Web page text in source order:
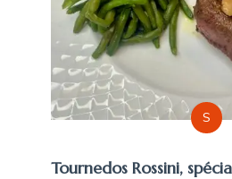
S
Tournedos Rossini,